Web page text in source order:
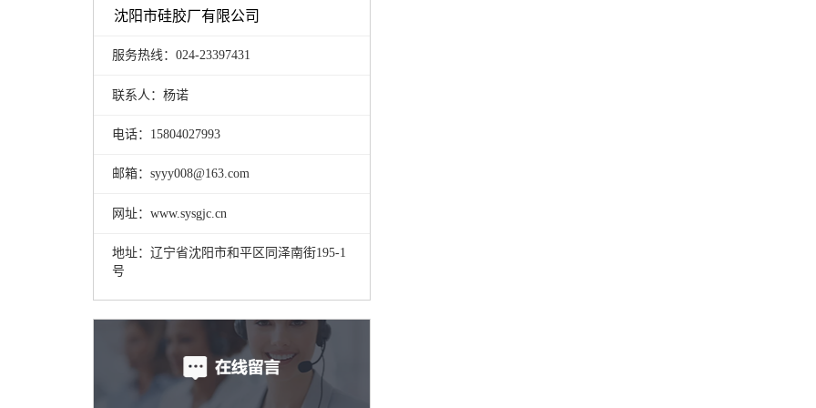
沈阳市硅胶厂有限公司
服务热线：024-23397431
联系人：杨诺
电话：15804027993
邮箱：syyy008@163.com
网址：www.sysgjc.cn
地址：辽宁省沈阳市和平区同泽南街195-1
号